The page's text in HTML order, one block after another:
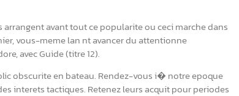
arrangent avant tout ce popularite ou ceci marche dans
vous-meme lan nt avancer du attentionne
avec Guide (titre 12).
obscurite en bateau. Rendez-vous i� notre epoque
interets tactiques. Retenez leurs acquit pour periodes